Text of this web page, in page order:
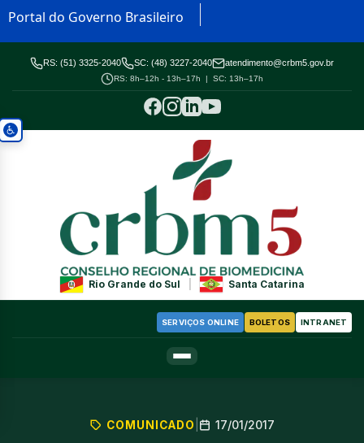
Portal do Governo Brasileiro
RS: (51) 3325-2040 SC: (48) 3227-2040 atendimento@crbm5.gov.br
RS: 8h–12h - 13h–17h | SC: 13h–17h
Rio Grande do Sul Santa Catarina
SERVIÇOS ONLINE BOLETOS INTRANET
COMUNICADO 17/01/2017